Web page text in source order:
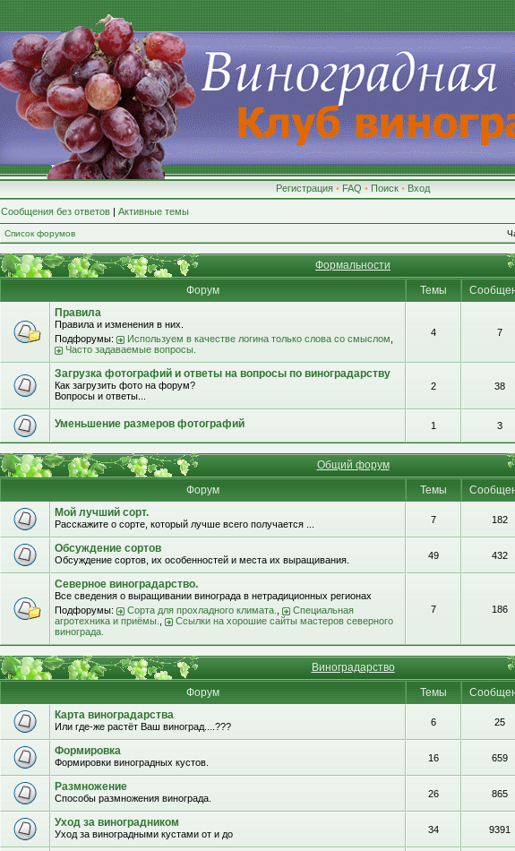
Регистрация • FAQ • Поиск • Вход
Сообщения без ответов | Активные темы
Список форумов
Формальности
Форум
Темы
Правила
Правила и изменения в них.
Подфорумы:
Используем в качестве логина только слова со смыслом
Часто задаваемые вопросы.
4 7
Загрузка фотографий и ответы на вопросы по виноградарству
Как загрузить фото на форум?
Вопросы и ответы...
2 38
Уменьшение размеров фотографий 1 3
Общий форум
Форум
Темы
Мой лучший сорт.
Расскажите о сорте, который лучше всего получается ... 7 182
Обсуждение сортов
Обсуждение сортов, их особенностей и места их выращивания. 49 432
Северное виноградарство.
Все сведения о выращивании винограда в нетрадиционных регионах
Подфорумы:
Сорта для прохладного климата.
Специальная
агротехника и приёмы.
Ссылки на хорошие сайты мастеров северного
винограда.
7 186
Виноградарство
Форум
Темы
Карта виноградарства
Или где-же растёт Ваш виноград....??? 6 25
Формировка
Формировки виноградных кустов. 16 659
Размножение
Способы размножения винограда. 26 865
Уход за виноградником
Уход за виноградными кустами от и до 34 9391